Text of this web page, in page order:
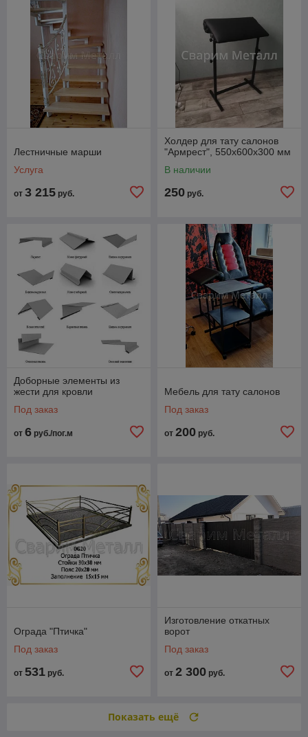
Лестничные марши
Услуга
от 3 215 руб.
Холдер для тату салонов
"Армрест", 550х600х300 мм
В наличии
250 руб.
Доборные элементы из
жести для кровли
Под заказ
от 6 руб./пог.м
Мебель для тату салонов
Под заказ
от 200 руб.
Ограда "Птичка"
Под заказ
от 531 руб.
Изготовление откатных
ворот
Под заказ
от 2 300 руб.
Показать ещё